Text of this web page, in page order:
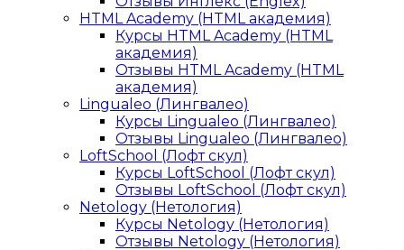
HTML Academy (HTML академия)
Курсы HTML Academy (HTML
академия)
Отзывы HTML Academy (HTML
академия)
Lingualeo (Лингвалео)
Курсы Lingualeo (Лингвалео)
Отзывы Lingualeo (Лингвалео)
LoftSchool (Лофт скул)
Курсы LoftSchool (Лофт скул)
Отзывы LoftSchool (Лофт скул)
Netology (Нетология)
Курсы Netology (Нетология)
Отзывы Netology (Нетология)